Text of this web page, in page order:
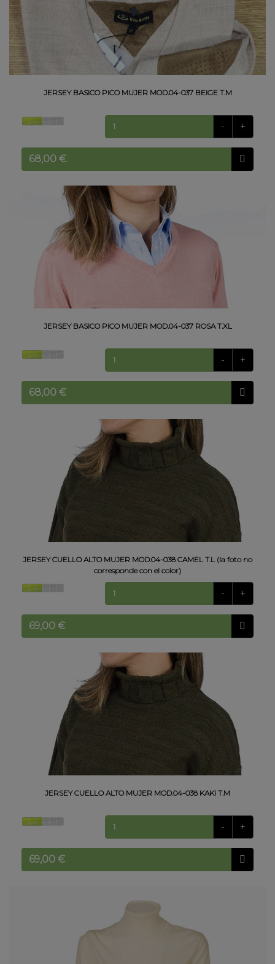
JERSEY BASICO PICO MUJER MOD.04-037 BEIGE T.M
- +
JERSEY BASICO PICO MUJER MOD.04-037 ROSA T.XL
- +
JERSEY CUELLO ALTO MUJER MOD.04-038 CAMEL T.L (la foto no
corresponde con el color)
- +
JERSEY CUELLO ALTO MUJER MOD.04-038 KAKI T.M
- +